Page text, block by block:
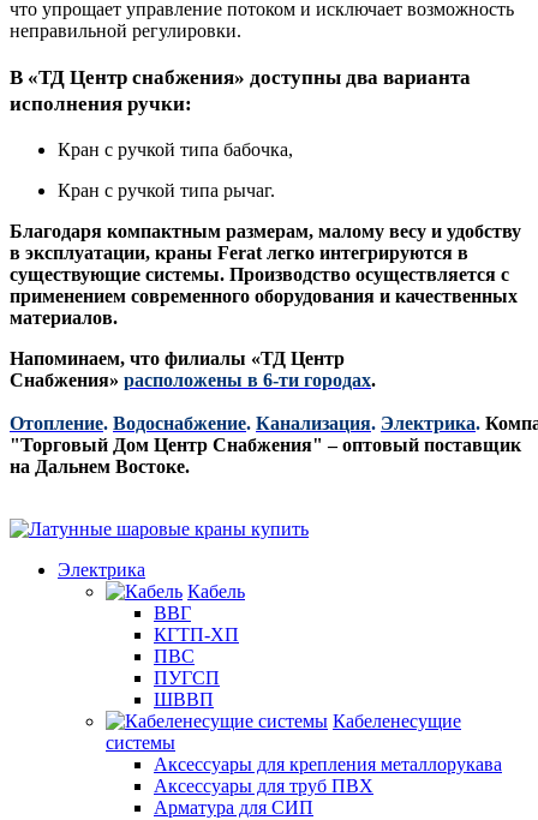
что упрощает управление потоком и исключает возможность
неправильной регулировки.
В «ТД Центр снабжения» доступны два варианта
исполнения ручки:
Кран с ручкой типа бабочка,
Кран с ручкой типа рычаг.
Благодаря компактным размерам, малому весу и удобству
в эксплуатации, краны Ferat легко интегрируются в
существующие системы. Производство осуществляется с
применением современного оборудования и качественных
материалов.
Напоминаем, что филиалы «ТД Центр
Снабжения» расположены в 6-ти городах.
Отопление. Водоснабжение. Канализация. Электрика.
"Торговый Дом Центр Снабжения" – оптовый поставщик
на Дальнем Востоке.
Электрика
Кабель
ВВГ
КГТП-ХП
ПВС
ПУГСП
ШВВП
Кабеленесущие
системы
Аксессуары для крепления металлорукава
Аксессуары для труб ПВХ
Арматура для СИП